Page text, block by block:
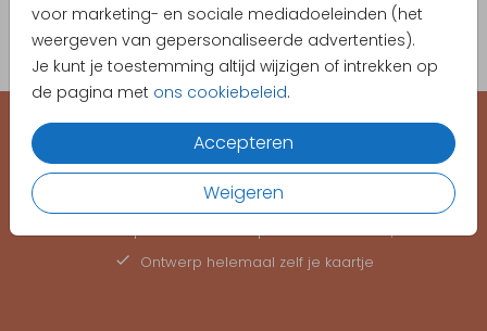
voor marketing- en sociale mediadoeleinden (het
weergeven van gepersonaliseerde advertenties).
Je kunt je toestemming altijd wijzigen of intrekken op
de pagina met ons cookiebeleid.
Accepteren
Weigeren
EEN KAARTJE VOOR ELK MOMENT
Hoge kwaliteit, snelle levering
Gepersonaliseerdeproefdrukvanaf €1,-
Ontwerp helemaal zelf je kaartje